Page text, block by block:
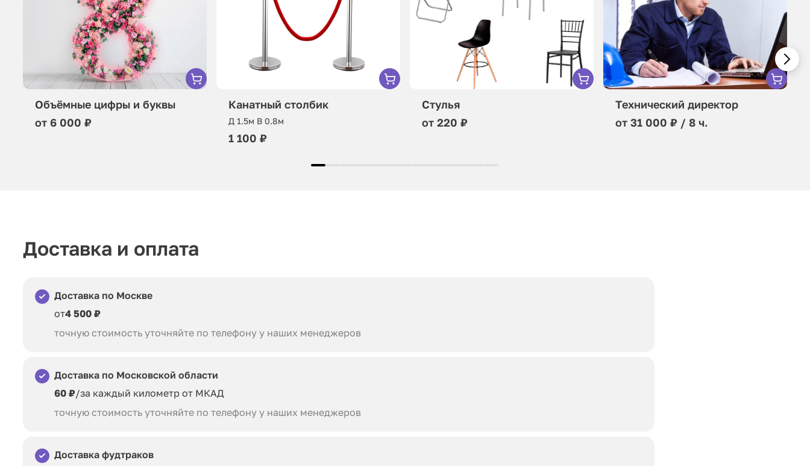
Объёмные цифры и буквы
от 6 000 ₽
Канатный столбик
Д 1.5м В 0.8м
1 100 ₽
Стулья
от 220 ₽
Технический директор
от 31 000 ₽ / 8 ч.
Доставка и оплата
Доставка по Москве
от4 500 ₽
точную стоимость уточняйте по телефону у наших менеджеров
Доставка по Московской области
60 ₽/за каждый километр от МКАД
точную стоимость уточняйте по телефону у наших менеджеров
Доставка фудтраков